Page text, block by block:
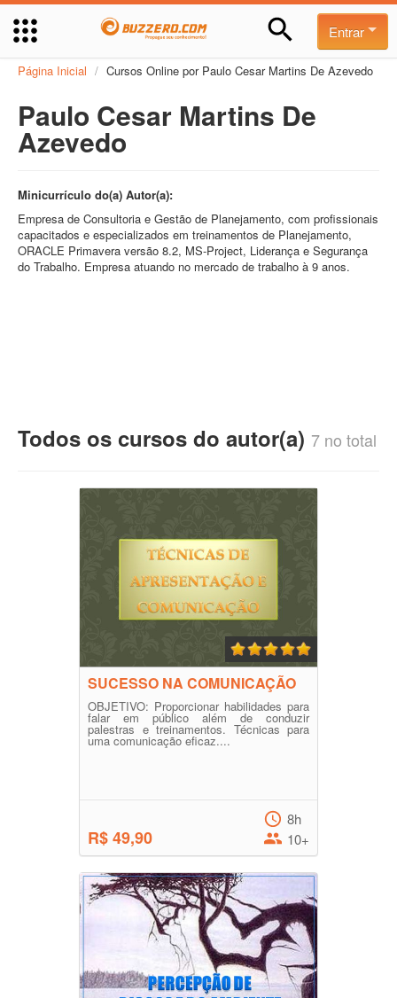
Entrar
Página Inicial / Cursos Online por Paulo Cesar Martins De Azevedo
Paulo Cesar Martins De
Azevedo
Minicurrículo do(a) Autor(a):
Empresa de Consultoria e Gestão de Planejamento, com profissionais
capacitados e especializados em treinamentos de Planejamento,
ORACLE Primavera versão 8.2, MS-Project, Liderança e Segurança
do Trabalho. Empresa atuando no mercado de trabalho à 9 anos.
Todos os cursos do autor(a) 7 no total
SUCESSO NA COMUNICAÇÃO
OBJETIVO: Proporcionar habilidades para
falar em público além de conduzir
palestras e treinamentos. Técnicas para
uma comunicação eficaz....
R$ 49,90
8h
10+